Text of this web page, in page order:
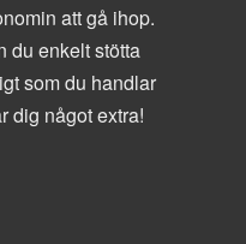
att gå ihop.
du enkelt stötta
som du handlar
dig något extra!